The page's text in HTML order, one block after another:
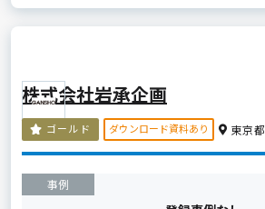
株式会社岩承企画
ゴールド ダウンロード資料あり 東京都
事例